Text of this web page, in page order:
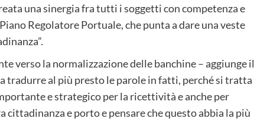
una sinergia fra tutti i soggetti con competenza e
Regolatore Portuale, che punta a dare una veste
verso la normalizzazione delle banchine – aggiunge il
tradurre al più presto le parole in fatti, perché si tratta
e strategico per la ricettività e anche per
e porto e pensare che questo abbia la più